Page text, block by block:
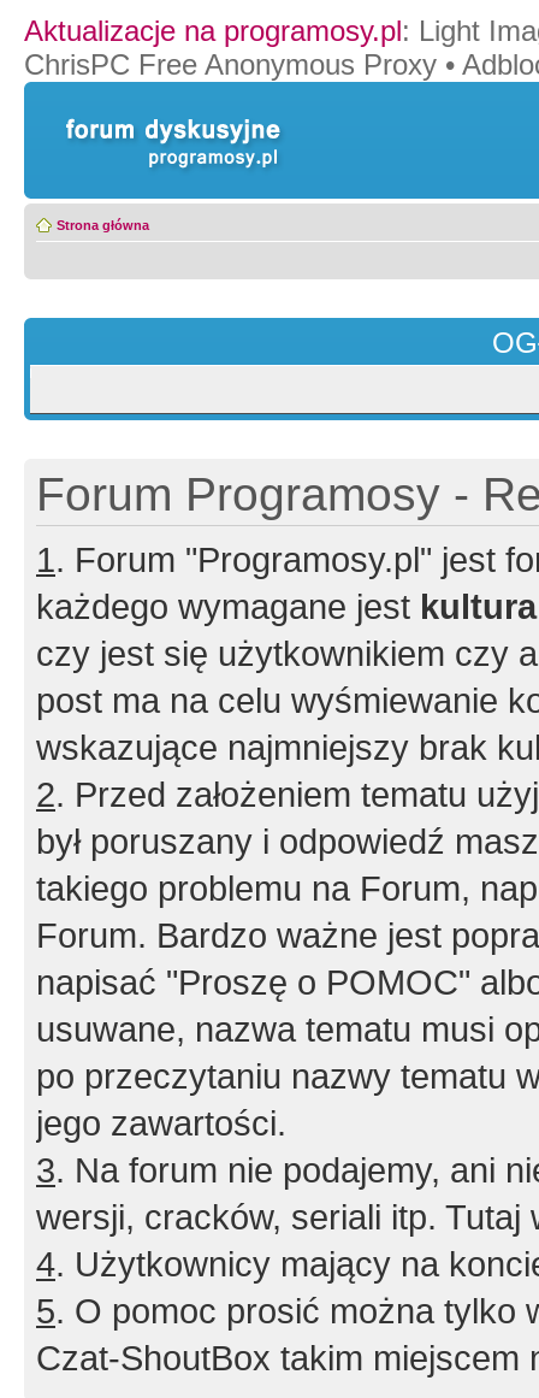
Aktualizacje na programosy.pl: Light
ChrisPC Free Anonymous Proxy •
Strona główna
Forum Programosy -
1. Forum "Programosy.pl" jest
każdego wymagane jest
czy jest się użytkownikiem czy
post ma na celu wyśmiewanie
wskazujące najmniejszy brak
2. Przed założeniem tematu
był poruszany i odpowiedź
takiego problemu na Forum,
Forum. Bardzo ważne jest
napisać "Proszę o POMOC"
usuwane, nazwa tematu musi
po przeczytaniu nazwy tematu
jego zawartości.
3. Na forum nie podajemy, ani
wersji, cracków, seriali itp. Tutaj
4. Użytkownicy mający na
5. O pomoc prosić można tylko
Czat-ShoutBox takim miejscem